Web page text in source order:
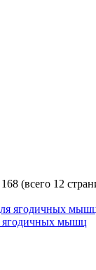
(всего 12
ягодичных мышц